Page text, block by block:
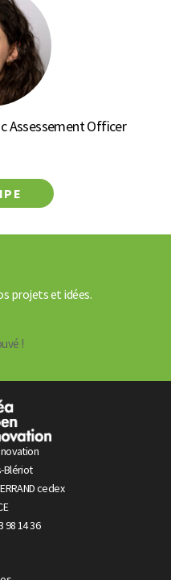
Assessement Officer
projets et idées.
!
Blériot
cedex
98 14 36